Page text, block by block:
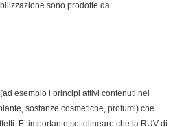
sono prodotte da:
esempio i principi attivi contenuti nei
sostanze cosmetiche, profumi) che
E’ importante sottolineare che la RUV di